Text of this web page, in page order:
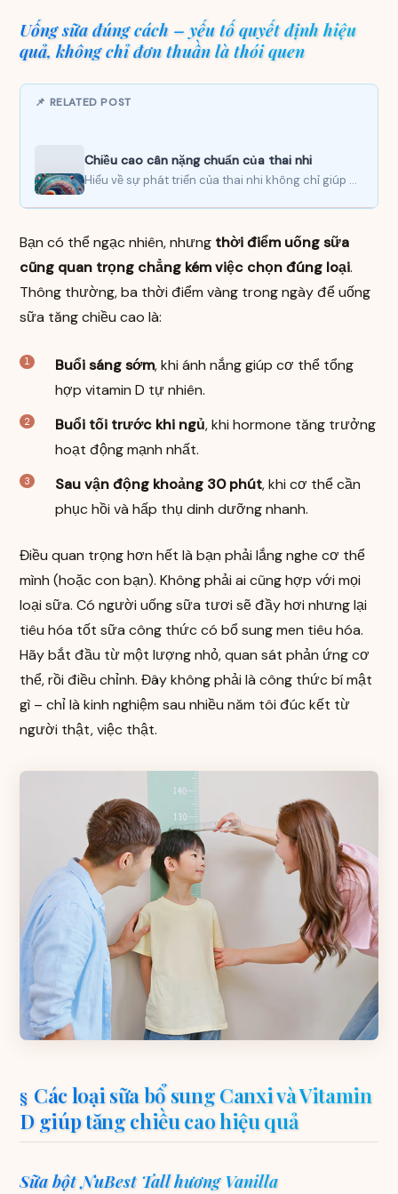
Uống sữa đúng cách – yếu tố quyết định hiệu
quả, không chỉ đơn thuần là thói quen
📌 RELATED POST
Chiều cao cân nặng chuẩn của thai nhi
Hiểu về sự phát triển của thai nhi không chỉ giúp cha mẹ yên tâm mà còn là…
Bạn có thể ngạc nhiên, nhưng thời điểm uống sữa
cũng quan trọng chẳng kém việc chọn đúng loại.
Thông thường, ba thời điểm vàng trong ngày để uống
sữa tăng chiều cao là:
Buổi sáng sớm, khi ánh nắng giúp cơ thể tổng
hợp vitamin D tự nhiên.
Buổi tối trước khi ngủ, khi hormone tăng trưởng
hoạt động mạnh nhất.
Sau vận động khoảng 30 phút, khi cơ thể cần
phục hồi và hấp thụ dinh dưỡng nhanh.
Điều quan trọng hơn hết là bạn phải lắng nghe cơ thể
mình (hoặc con bạn). Không phải ai cũng hợp với mọi
loại sữa. Có người uống sữa tươi sẽ đầy hơi nhưng lại
tiêu hóa tốt sữa công thức có bổ sung men tiêu hóa.
Hãy bắt đầu từ một lượng nhỏ, quan sát phản ứng cơ
thể, rồi điều chỉnh. Đây không phải là công thức bí mật
gì – chỉ là kinh nghiệm sau nhiều năm tôi đúc kết từ
người thật, việc thật.
Các loại sữa bổ sung Canxi và Vitamin
D giúp tăng chiều cao hiệu quả
Sữa bột NuBest Tall hương Vanilla